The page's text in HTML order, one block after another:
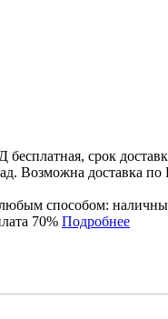
срок
Возможна доставка по
способом:
70% Подробнее